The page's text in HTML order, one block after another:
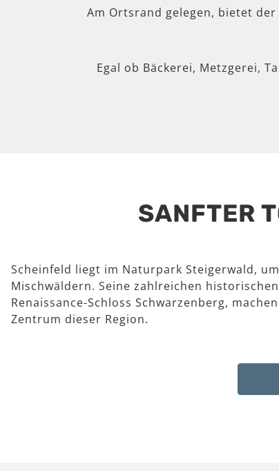
Am Ortsrand gelegen, bietet
Egal ob Bäckerei, Metzgerei,
SANFTER
Scheinfeld liegt im Naturpark Steigerwald,
Mischwäldern. Seine zahlreichen
Renaissance-Schloss Schwarzenberg,
Zentrum dieser Region.